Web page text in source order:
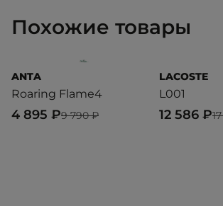
Похожие товары
ANTA
Roaring Flame4
9 790 ₽
4 895 ₽
LACOSTE
L001
12 586 ₽